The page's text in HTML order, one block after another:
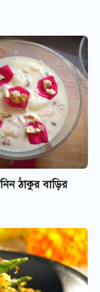
ঠাকুর বাড়ির